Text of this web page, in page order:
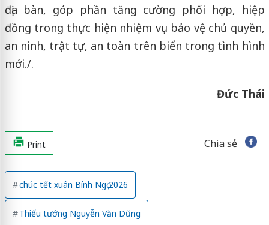
địa bàn, góp phần tăng cường phối hợp, hiệp
đồng trong thực hiện nhiệm vụ bảo vệ chủ quyền,
an ninh, trật tự, an toàn trên biển trong tình hình
mới./.
Đức Thái
Print Chia sẻ
chúc tết xuân Bính Ngọ 2026
Thiếu tướng Nguyễn Văn Dũng